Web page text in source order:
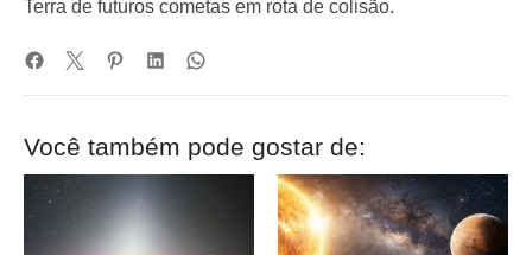
Terra de futuros cometas em rota de colisão.
Você também pode gostar de: